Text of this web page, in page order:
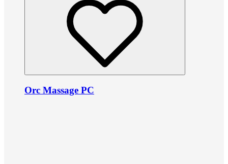
Orc Massage PC